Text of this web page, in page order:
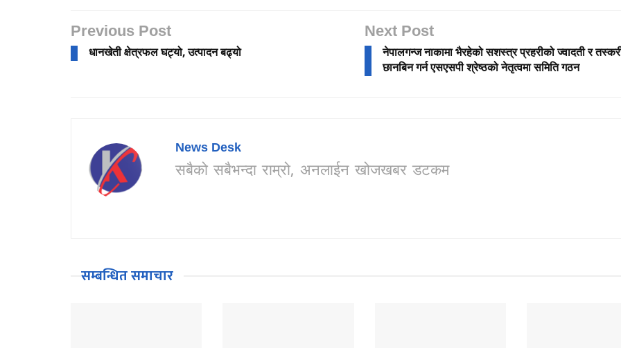
Previous Post
धानखेती क्षेत्रफल घट्यो, उत्पादन बढ्यो
Next Post
नेपालगन्ज नाकामा भैरहेको सशस्त्र प्रहरीको ज्वादती र
छानबिन गर्न एसएसपी श्रेष्ठको नेतृत्वमा समिति गठन
News Desk
सबैको सबैभन्दा राम्रो, अनलाईन खोजखबर डटकम
सम्बन्धित समाचार